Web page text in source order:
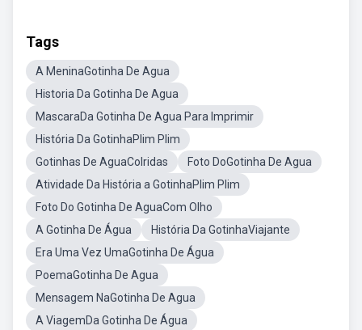
Tags
A MeninaGotinha De Agua
Historia Da Gotinha De Agua
MascaraDa Gotinha De Agua Para Imprimir
História Da GotinhaPlim Plim
Gotinhas De AguaColridas
Foto DoGotinha De Agua
Atividade Da História a GotinhaPlim Plim
Foto Do Gotinha De AguaCom Olho
A Gotinha De Água
História Da GotinhaViajante
Era Uma Vez UmaGotinha De Água
PoemaGotinha De Agua
Mensagem NaGotinha De Agua
A ViagemDa Gotinha De Água